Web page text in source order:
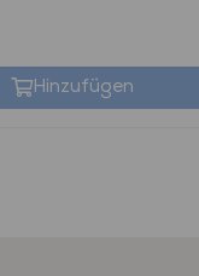
Hinzufügen